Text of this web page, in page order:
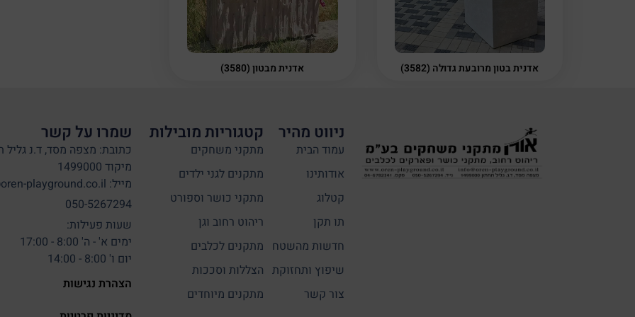
אדנית בטון מרובעת גדולה (3582) אדנית מבטון (3580)
ניווט מהיר
עמוד הבית
אודותינו
קטלוג
תו תקן
חדשות מהשטח
שיפוץ ותחזוקת
צור קשר
קטגוריות מובילות
מתקני משחקים
מתקנים לגני ילדים
מתקני כושר וספורט
ריהוט רחוב וגן
מתקנים לכלבים
הצללות וסככות
מתקנים מיוחדים
שמרו על קשר
כתובת: מצפה מסד, ד.נ גליל
מיקוד 1499000
מייל: info@oren-playground.co.il
050-5267294
שעות פעילות:
ימים א' - ה' 8:00 - 17:00
יום ו' 8:00 - 14:00
הצהרת נגישות